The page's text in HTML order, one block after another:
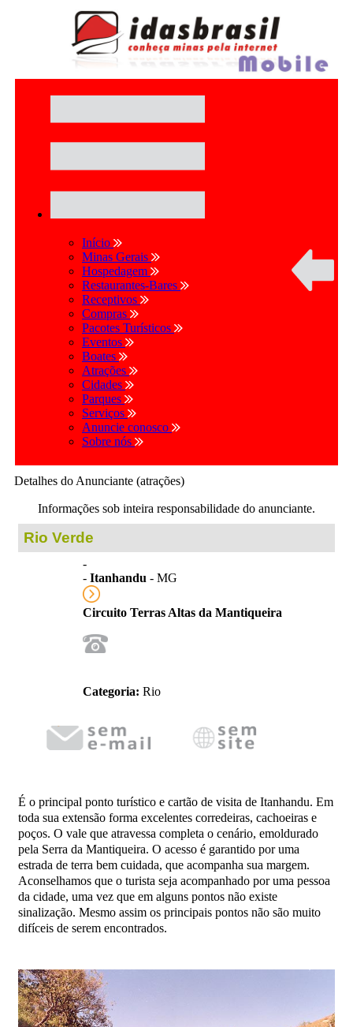
Início
Minas Gerais
Hospedagem
Restaurantes-Bares
Receptivos
Compras
Pacotes Turísticos
Eventos
Boates
Atrações
Cidades
Parques
Serviços
Anuncie conosco
Sobre nós
Detalhes do Anunciante (atrações)
Informações sob inteira responsabilidade do anunciante.
Rio Verde
-
- Itanhandu - MG
Circuito Terras Altas da Mantiqueira
Categoria: Rio
É o principal ponto turístico e cartão de visita de Itanhandu. Em
toda sua extensão forma excelentes corredeiras, cachoeiras e
poços. O vale que atravessa completa o cenário, emoldurado
pela Serra da Mantiqueira. O acesso é garantido por uma
estrada de terra bem cuidada, que acompanha sua margem.
Aconselhamos que o turista seja acompanhado por uma pessoa
da cidade, uma vez que em alguns pontos não existe
sinalização. Mesmo assim os principais pontos não são muito
difíceis de serem encontrados.